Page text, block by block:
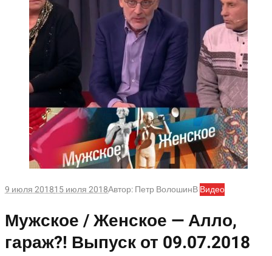
9 июля 201815 июля 2018Автор:Петр ВолошинВВидео
Мужское / Женское — Алло,
гараж?! Выпуск от 09.07.2018